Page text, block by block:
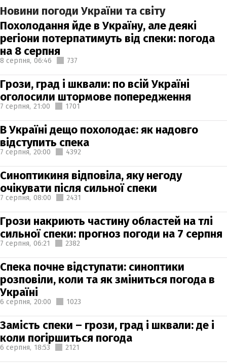
Новини погоди України та світу
Похолодання йде в Україну, але деякі
регіони потерпатимуть від спеки: погода
на 8 серпня
8 серпня, 06:46 737
Грози, град і шквали: по всій Україні
оголосили штормове попередження
7 серпня, 21:00 1701
В Україні дещо похолодає: як надовго
відступить спека
7 серпня, 20:00 4392
Синоптикиня відповіла, яку негоду
очікувати після сильної спеки
7 серпня, 08:00 2431
Грози накриють частину областей на тлі
сильної спеки: прогноз погоди на 7 серпня
7 серпня, 06:21 2382
Спека почне відступати: синоптики
розповіли, коли та як зміниться погода в
Україні
6 серпня, 20:00 1023
Замість спеки – грози, град і шквали: де і
коли погіршиться погода
6 серпня, 18:53 2121